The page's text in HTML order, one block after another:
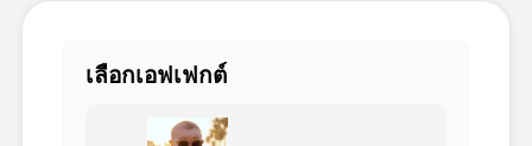
เลือกเอฟเฟกต์